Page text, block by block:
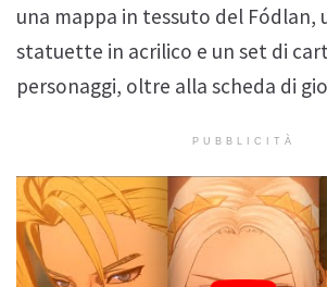
una mappa in tessuto del Fódlan,
statuette in acrilico e un set di
personaggi, oltre alla scheda di
PUBBLICITÀ